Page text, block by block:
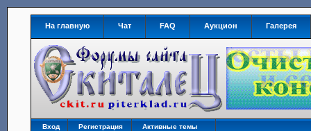
На главную Чат FAQ Аукцион Галерея
Вход Регистрация Активные темы